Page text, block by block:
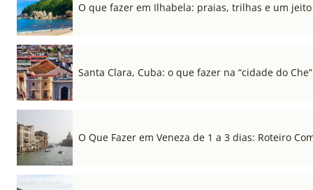
O que fazer em Ilhabela: praias, trilhas e um
Santa Clara, Cuba: o que fazer na “cidade do Che”
O Que Fazer em Veneza de 1 a 3 dias: Roteiro